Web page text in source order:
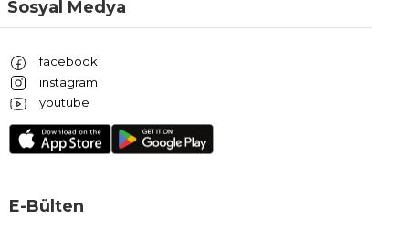
Sosyal Medya
facebook
instagram
youtube
E-Bülten